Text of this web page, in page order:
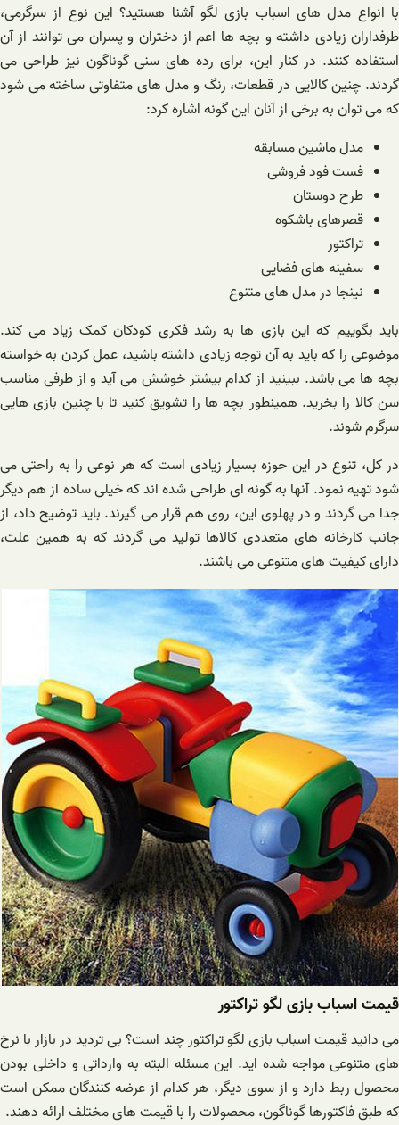
با انواع مدل های اسباب بازی لگو آشنا هستید؟ این نوع از سرگرمی،
طرفداران زیادی داشته و بچه ها اعم از دختران و پسران می توانند از آن
استفاده کنند. در کنار این، برای رده های سنی گوناگون نیز طراحی می
گردند. چنین کالایی در قطعات، رنگ و مدل های متفاوتی ساخته می شود
که می توان به برخی از آنان این گونه‌ اشاره کرد:
مدل ماشین مسابقه
فست فود فروشی
طرح دوستان
قصرهای باشکوه
تراکتور
سفینه های فضایی
نینجا در مدل های متنوع
باید بگوییم که این بازی ها به رشد فکری کودکان کمک زیاد می کند.
موضوعی را که باید به آن توجه زیادی داشته باشید، عمل کردن به خواسته
بچه ها می باشد. ببینید از کدام بیشتر خوشش‌ می آید و از طرفی مناسب
سن کالا را بخرید. همینطور بچه ها را تشویق کنید تا با چنین بازی هایی
سرگرم شوند.
در کل، تنوع در این حوزه بسیار زیادی است که هر نوعی را به راحتی می
شود تهیه نمود. آنها به گونه ای طراحی شده اند که خیلی ساده از هم دیگر
جدا می گردند و در پهلوی این، روی هم قرار می گیرند. باید توضیح داد، از
جانب کارخانه های متعددی کالاها تولید می گردند که به همین علت،
دارای کیفیت های متنوعی می باشند.
قیمت اسباب بازی لگو تراکتور
می دانید قیمت اسباب بازی لگو تراکتور چند است؟ بی تردید در بازار با نرخ
های متنوعی مواجه شده اید. این مسئله البته به وارداتی و داخلی بودن
محصول ربط دارد و از سوی دیگر، هر کدام از عرضه کنندگان ممکن است
که طبق فاکتورها گوناگون، محصولات را با قیمت های مختلف ارائه دهند.